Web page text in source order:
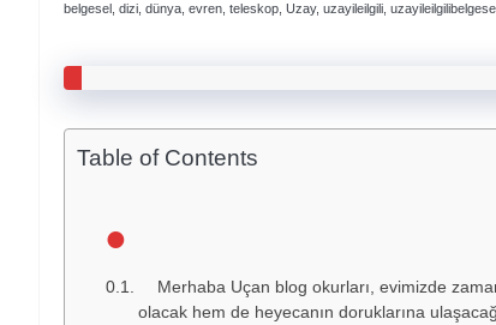
belgesel, dizi, dünya, evren, teleskop, Uzay, uzayileilgili,
Table of Contents
Merhaba Uçan blog okurları, evimizde
olacak hem de heyecanın doruklarına